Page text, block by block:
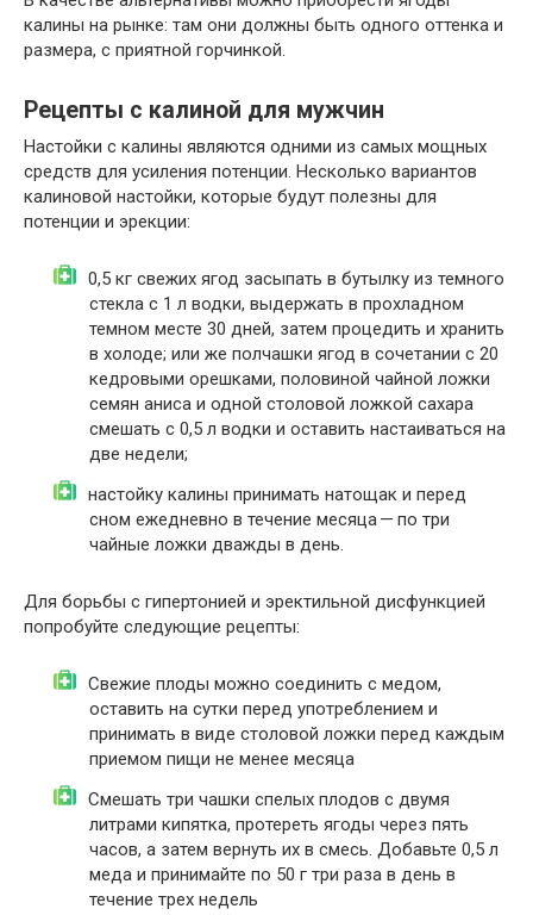
калины на рынке: там они должны быть одного оттенка и
размера, с приятной горчинкой.
Рецепты с калиной для мужчин
Настойки с калины являются одними из самых мощных
средств для усиления потенции. Несколько вариантов
калиновой настойки, которые будут полезны для
потенции и эрекции:
0,5 кг свежих ягод засыпать в бутылку из темного
стекла с 1 л водки, выдержать в прохладном
темном месте 30 дней, затем процедить и хранить
в холоде; или же полчашки ягод в сочетании с 20
кедровыми орешками, половиной чайной ложки
семян аниса и одной столовой ложкой сахара
смешать с 0,5 л водки и оставить настаиваться на
две недели;
настойку калины принимать натощак и перед
сном ежедневно в течение месяца — по три
чайные ложки дважды в день.
Для борьбы с гипертонией и эректильной дисфункцией
попробуйте следующие рецепты:
Свежие плоды можно соединить с медом,
оставить на сутки перед употреблением и
принимать в виде столовой ложки перед каждым
приемом пищи не менее месяца
Смешать три чашки спелых плодов с двумя
литрами кипятка, протереть ягоды через пять
часов, а затем вернуть их в смесь. Добавьте 0,5 л
меда и принимайте по 50 г три раза в день в
течение трех недель